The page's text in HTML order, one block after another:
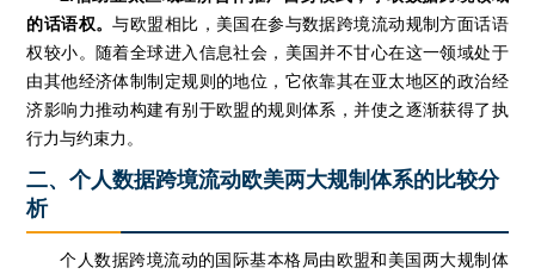
的话语权。与欧盟相比，美国在参与数据跨境流动规制方面话语
权较小。随着全球进入信息社会，美国并不甘心在这一领域处于
由其他经济体制制定规则的地位，它依靠其在亚太地区的政治经
济影响力推动构建有别于欧盟的规则体系，并使之逐渐获得了执
行力与约束力。
二、个人数据跨境流动欧美两大规制体系的比较分
析
个人数据跨境流动的国际基本格局由欧盟和美国两大规制体